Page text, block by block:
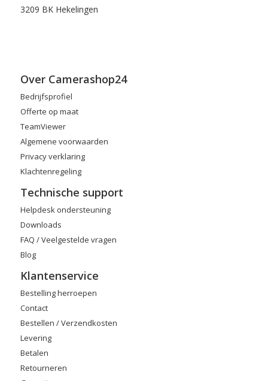
3209 BK Hekelingen
Over Camerashop24
Bedrijfsprofiel
Offerte op maat
TeamViewer
Algemene voorwaarden
Privacy verklaring
Klachtenregeling
Technische support
Helpdesk ondersteuning
Downloads
FAQ / Veelgestelde vragen
Blog
Klantenservice
Bestelling herroepen
Contact
Bestellen / Verzendkosten
Levering
Betalen
Retourneren